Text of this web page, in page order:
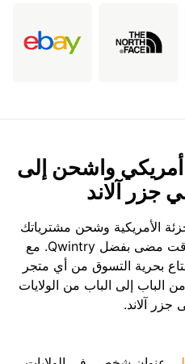
واشحن إلى
جزر آلاند
الأمريكية وشحن مشترياتك
إلى جزر آلاند أسهل من أي وقت مضى بفضل Qwintry. مع
بحرية التسوق من أي متجر
إلى الباب من الولايات
جزر آلاند.